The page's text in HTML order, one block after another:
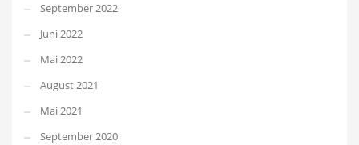
September 2022
Juni 2022
Mai 2022
August 2021
Mai 2021
September 2020